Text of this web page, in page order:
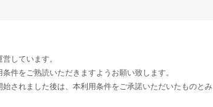
しています。
件をご熟読いただきますようお願い致します。
されました後は、本利用条件をご承諾いただいたものとみ